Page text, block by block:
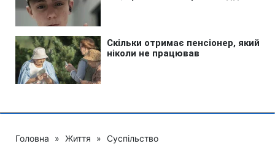
Головна » Життя » Суспільство